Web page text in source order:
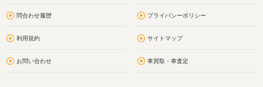
問合わせ履歴 プライバシーポリシー
利用規約 サイトマップ
お問い合わせ 車買取・車査定